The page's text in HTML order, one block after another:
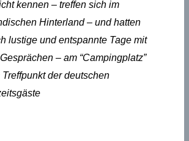
kennen – treffen sich im
Hinterland – und hatten
lustige und entspannte Tage mit
– am “Campingplatz”
Treffpunkt der deutschen